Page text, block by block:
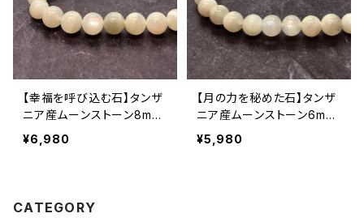
【幸福を呼び込む石】タンザ
ニア産ムーンストーン8mm
玉 ブレスレット
¥6,980
【月の力を秘めた石】タンザ
ニア産ムーンストーン6mm
玉 ブレスレット
¥5,980
CATEGORY